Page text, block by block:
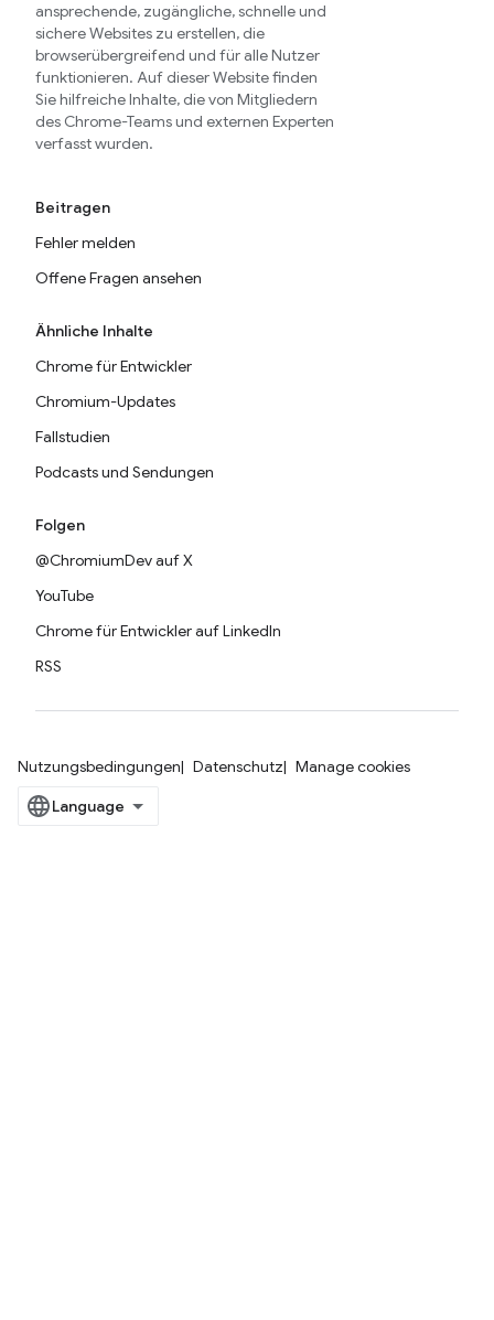
ansprechende, zugängliche, schnelle und
sichere Websites zu erstellen, die
browserübergreifend und für alle Nutzer
funktionieren. Auf dieser Website finden
Sie hilfreiche Inhalte, die von Mitgliedern
des Chrome-Teams und externen Experten
verfasst wurden.
Beitragen
Fehler melden
Offene Fragen ansehen
Ähnliche Inhalte
Chrome für Entwickler
Chromium-Updates
Fallstudien
Podcasts und Sendungen
Folgen
@ChromiumDev auf X
YouTube
Chrome für Entwickler auf LinkedIn
RSS
Nutzungsbedingungen Datenschutz Manage cookies